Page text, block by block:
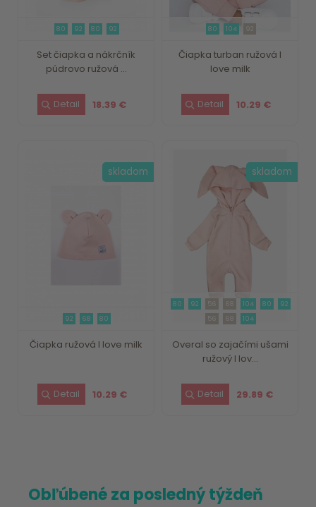
Set čiapka a nákrčník
púdrovo ružová ...
18.39 €
80 92 80 92
Čiapka turban ružová I
love milk
10.29 €
80 104 92
Čiapka ružová I love milk
10.29 €
skladom
92 68 80
Overal so zajačími ušami
ružový I lov...
29.89 €
skladom
80 92 56 68 104 80
92
56
68 104
Obľúbené za posledný týždeň